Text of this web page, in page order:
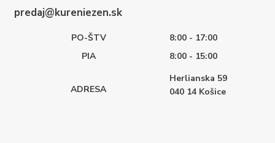
predaj@kureniezen.sk
PO-ŠTV
8:00 - 17:00
PIA
8:00 - 15:00
ADRESA
Herlianska 59
040 14 Košice